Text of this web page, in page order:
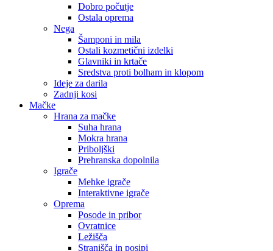
Dobro počutje
Ostala oprema
Nega
Šamponi in mila
Ostali kozmetični izdelki
Glavniki in krtače
Sredstva proti bolham in klopom
Ideje za darila
Zadnji kosi
Mačke
Hrana za mačke
Suha hrana
Mokra hrana
Priboljški
Prehranska dopolnila
Igrače
Mehke igrače
Interaktivne igrače
Oprema
Posode in pribor
Ovratnice
Ležišča
Stranišča in posipi